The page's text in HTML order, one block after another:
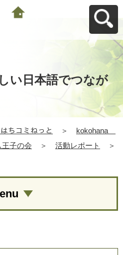
日本語でつなが
ちコミねっと ＞
kokohana
子の会
＞ 活動レポート
＞